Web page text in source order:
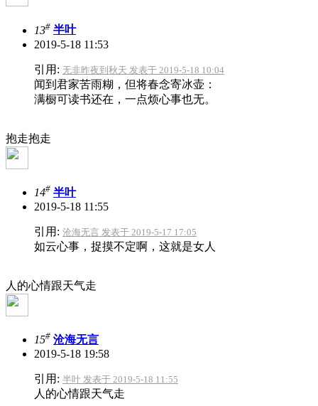
13# 半叶
2019-5-18 11:53
引用: 无非昨夜到秋天 发表于 2019-5-18 10:04
闻到君家苦雨糊，但将春念寄冰壶：
满橱可读书还在，一点烦心事也无。
抱走抱走
14# 半叶
2019-5-18 11:55
引用: 沧海无言 发表于 2019-5-17 17:05
如云心事，捉摸不定啊，这就是女人
人的心情跟天气走
15# 沧海无言
2019-5-18 19:58
引用: 半叶 发表于 2019-5-18 11:55
人的心情跟天气走